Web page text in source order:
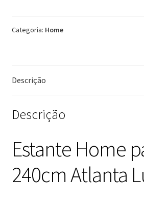
TV
Lukaliam
Dourado
Categoria: Home
Descrição
Descrição
Estante Home
240cm Atlanta